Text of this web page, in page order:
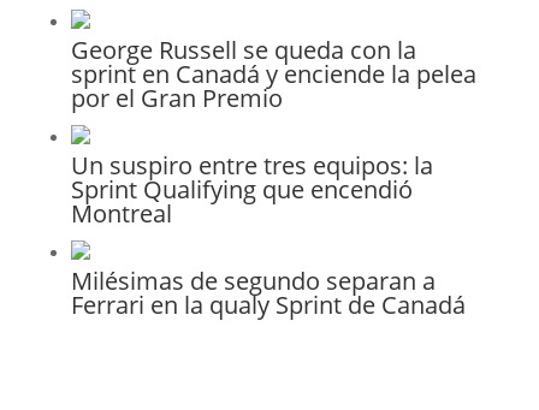
George Russell se queda con la
sprint en Canadá y enciende la pelea
por el Gran Premio
Un suspiro entre tres equipos: la
Sprint Qualifying que encendió
Montreal
Milésimas de segundo separan a
Ferrari en la qualy Sprint de Canadá